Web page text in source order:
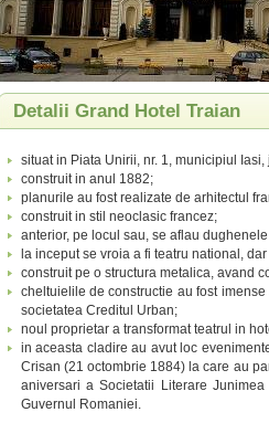
Detalii Grand Hotel Traian
situat in Piata Unirii, nr. 1, municipiul Iasi,
construit in anul 1882;
planurile au fost realizate de arhitectul
construit in stil neoclasic francez;
anterior, pe locul sau, se aflau
la inceput se vroia a fi teatru national,
construit pe o structura metalica, avand
cheltuielile de constructie au fost
societatea Creditul Urban;
noul proprietar a transformat teatrul in
in aceasta cladire au avut loc
Crisan (21 octombrie 1884) la care au
aniversari a Societatii Literare
Guvernul Romaniei.